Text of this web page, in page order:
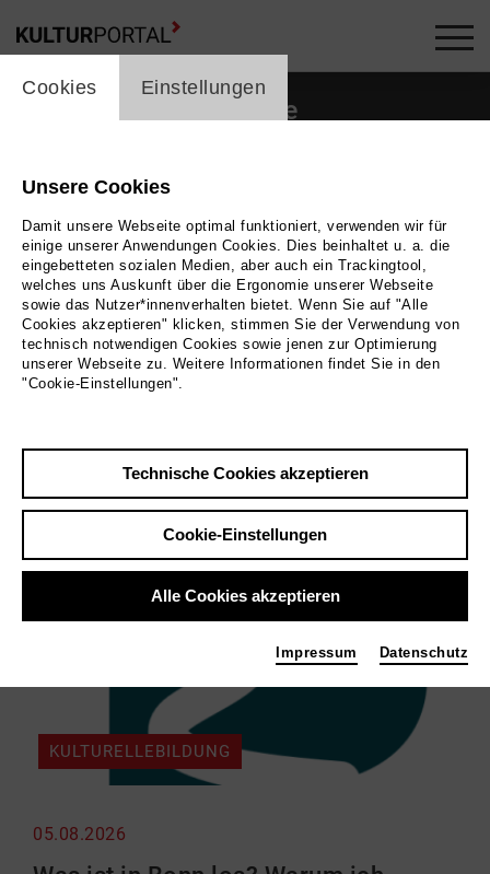
Beiträge
Blog durchsuchen
Filter zurücksetzen
05.08.2026
KULTURELLEBILDUNG
cookie_layer
Cookies Einstellungen
Unsere Cookies
Damit unsere Webseite optimal funktioniert, verwenden wir für
einige unserer Anwendungen Cookies. Dies beinhaltet u. a. die
eingebetteten sozialen Medien, aber auch ein Trackingtool,
welches uns Auskunft über die Ergonomie unserer Webseite
sowie das Nutzer*innenverhalten bietet. Wenn Sie auf "Alle
Cookies akzeptieren" klicken, stimmen Sie der Verwendung von
technisch notwendigen Cookies sowie jenen zur Optimierung
unserer Webseite zu. Weitere Informationen findet Sie in den
"Cookie-Einstellungen".
Technische Cookies akzeptieren
Cookie-Einstellungen
Alle Cookies akzeptieren
Impressum Datenschutz